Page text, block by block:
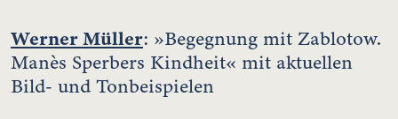
Werner Müller: »Begegnung mit Zablotow.
Manès Sperbers Kindheit« mit aktuellen
Bild- und Tonbeispielen